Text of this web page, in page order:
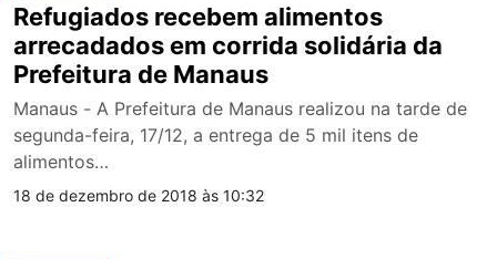
Refugiados recebem alimentos
arrecadados em corrida solidária da
Prefeitura de Manaus
Manaus - A Prefeitura de Manaus realizou na tarde de
segunda-feira, 17/12, a entrega de 5 mil itens de
alimentos…
18 de dezembro de 2018 às 10:32